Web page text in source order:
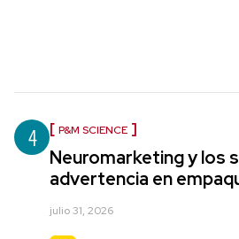
4 P&M SCIENCE
Neuromarketing y los
advertencia en
julio 31, 2026